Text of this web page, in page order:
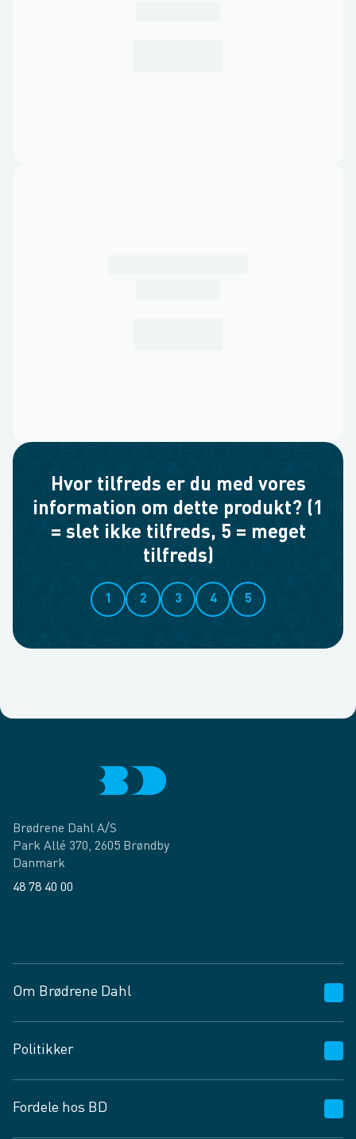
Hvor tilfreds er du med vores
information om dette produkt? (1
= slet ikke tilfreds, 5 = meget
tilfreds)
1 2 3 4 5
Brødrene Dahl A/S
Park Allé 370, 2605 Brøndby
Danmark
48 78 40 00
Om Brødrene Dahl
Vagttelefon 30 10 89 89
Spørgsmål og svar
Job og karriere
Politikker
Privatlivspolitik
Fordele hos BD